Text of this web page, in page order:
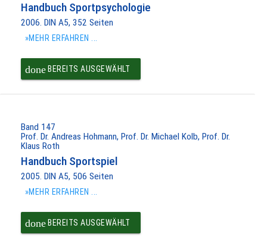
Handbuch Sportpsychologie
2006. DIN A5, 352 Seiten
»MEHR ERFAHREN ...
doneBEREITS AUSGEWÄHLT
Band 147
Prof. Dr. Andreas Hohmann, Prof. Dr. Michael Kolb, Prof. Dr.
Klaus Roth
Handbuch Sportspiel
2005. DIN A5, 506 Seiten
»MEHR ERFAHREN ...
doneBEREITS AUSGEWÄHLT